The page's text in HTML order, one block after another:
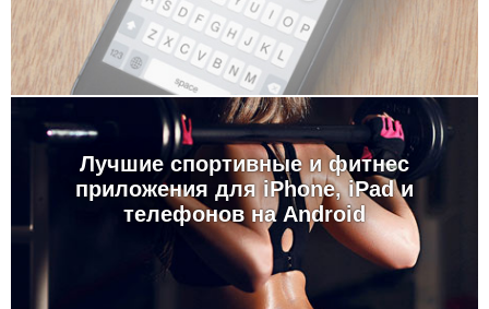
Лучшие спортивные и фитнес
приложения для iPhone, iPad и
телефонов на Android